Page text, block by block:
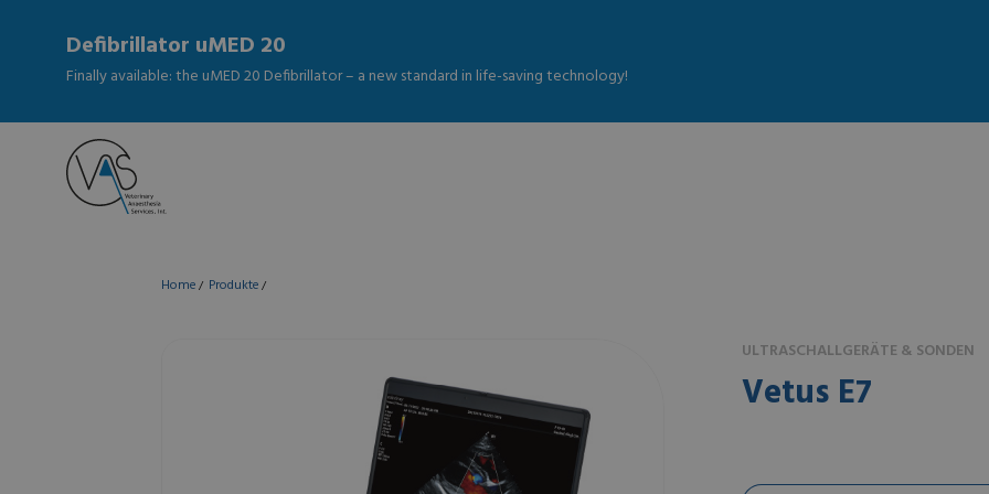
Defibrillator uMED 20
Finally available: the uMED 20 Defibrillator – a new standard in life-saving technology!
Home Produkte
ULTRASCHALLGERÄTE & SONDEN
Vetus E7